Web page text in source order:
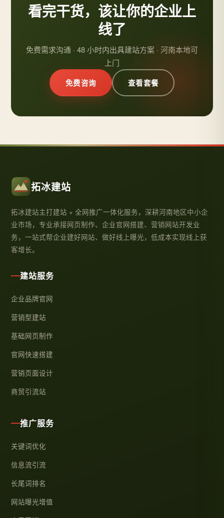
看完干货，该让你的企业上
线了
免费需求沟通 · 48 小时内出具建站方案 · 河南本地可
上门
免费咨询 查看套餐
拓冰建站
拓冰建站主打建站 + 全网推广一体化服务，深耕河南地区中小企
业市场，专业承接网页制作、企业官网搭建、营销网站开发业
务，一站式帮企业建好网站、做好线上曝光，低成本实现线上获
客增长。
建站服务
企业品牌官网
营销型建站
基础网页制作
官网快速搭建
营销页面设计
商贸引流站
推广服务
关键词优化
信息流引流
长尾词排名
网站曝光增值